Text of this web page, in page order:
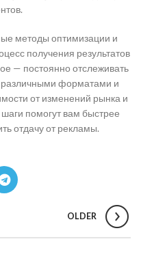
методы оптимизации и
получения результатов
— постоянно отслеживать
различными форматами и
от изменений рынка и
помогут вам быстрее
отдачу от рекламы.
OLDER